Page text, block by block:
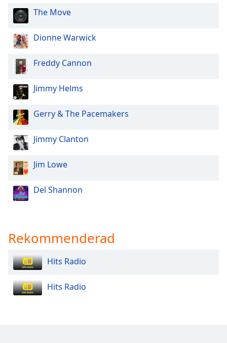
Text
Opacity
Text
Background
Color
Opacity
Caption
Area
Background
Color
Font
Size
The Move
Dionne Warwick
Freddy Cannon
Jimmy Helms
Gerry & The Pacemakers
Jimmy Clanton
Jim Lowe
Del Shannon
Rekommenderad
Hits Radio
Hits Radio